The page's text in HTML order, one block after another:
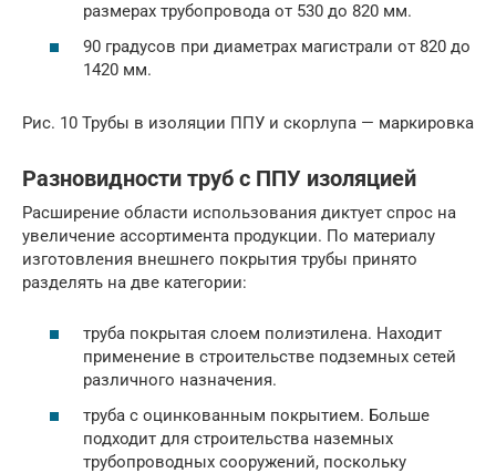
размерах трубопровода от 530 до 820 мм.
90 градусов при диаметрах магистрали от 820 до
1420 мм.
Рис. 10 Трубы в изоляции ППУ и скорлупа — маркировка
Разновидности труб с ППУ изоляцией
Расширение области использования диктует спрос на
увеличение ассортимента продукции. По материалу
изготовления внешнего покрытия трубы принято
разделять на две категории:
труба покрытая слоем полиэтилена. Находит
применение в строительстве подземных сетей
различного назначения.
труба с оцинкованным покрытием. Больше
подходит для строительства наземных
трубопроводных сооружений, поскольку